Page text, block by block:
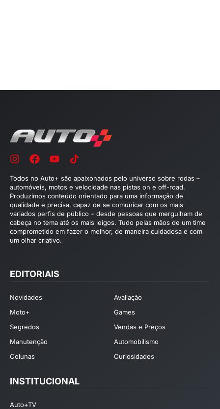
Todos no Auto+ são apaixonados pelo universo sobre rodas –
automóveis, motos e velocidade nas pistas on e off-road.
Produzimos conteúdo orientado para uma informação de
qualidade e precisa, capaz de se comunicar com os mais
variados perfis de público – desde pessoas que mergulham de
cabeça no tema até os mais leigos. Tudo pelas mãos de um time
comprometido em fazer o melhor, de maneira cuidadosa e com
um olhar criativo.
EDITORIAIS
Novidades
Avaliação
Moto+
Games
Segredos
Vendas e Preços
Manutenção
Automobilismo
Colunas
Curiosidades
INSTITUCIONAL
Auto+TV